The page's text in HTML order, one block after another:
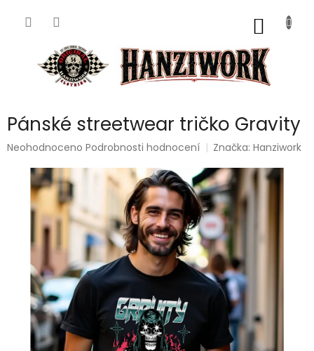
Pánské streetwear tričko Gravity
Průměrné
produktu
hvězdiček.
Neohodnoceno Podrobnosti hodnocení Značka:Hanziwork